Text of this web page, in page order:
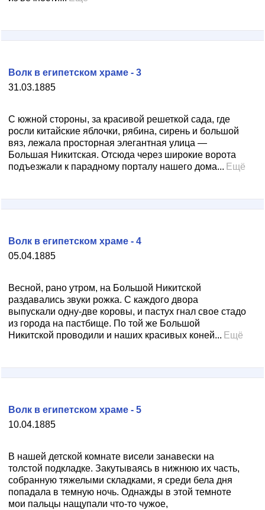
31.03.1885
Волк в египетском храме - 3
С южной стороны, за красивой решеткой сада, где
росли китайские яблочки, рябина, сирень и большой
вяз, лежала просторная элегантная улица —
Большая Никитская. Отсюда через широкие ворота
подъезжали к парадному порталу нашего дома... Ещё
05.04.1885
Волк в египетском храме - 4
Весной, рано утром, на Большой Никитской
раздавались звуки рожка. С каждого двора
выпускали одну-две коровы, и пастух гнал свое стадо
из города на пастбище. По той же Большой
Никитской проводили и наших красивых коней... Ещё
10.04.1885
Волк в египетском храме - 5
В нашей детской комнате висели занавески на
толстой подкладке. Закутываясь в нижнюю их часть,
собранную тяжелыми складками, я среди бела дня
попадала в темную ночь. Однажды в этой темноте
мои пальцы нащупали что-то чужое,